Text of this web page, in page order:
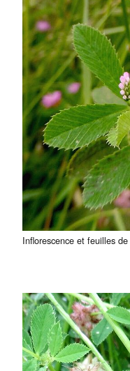
Inflorescence et feuilles de